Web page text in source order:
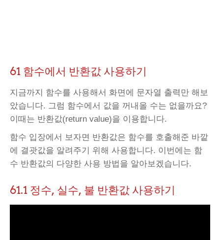
61 함수에서 반환값 사용하기
지금까지 함수를 사용해서 화면에 문자열 출력만 해보
았습니다. 그럼 함수에서 값을 꺼내올 수는 없을까요?
이때는 반환값(return value)을 이용합니다.
함수 입장에서 보자면 반환값은 함수를 호출해준 바깥
에 결괏값을 알려주기 위해 사용합니다. 이번에는 함
수 반환값의 다양한 사용 방법을 알아보겠습니다.
61.1 정수, 실수, 불 반환값 사용하기